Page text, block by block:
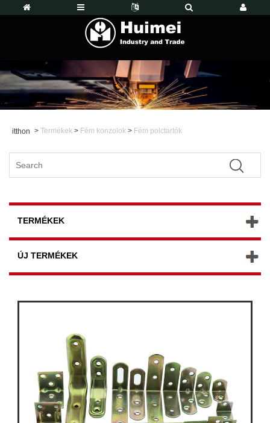
itthon > Termékek > Fém konzolok > Fém polctartók
TERMÉKEK
ÚJ TERMÉKEK